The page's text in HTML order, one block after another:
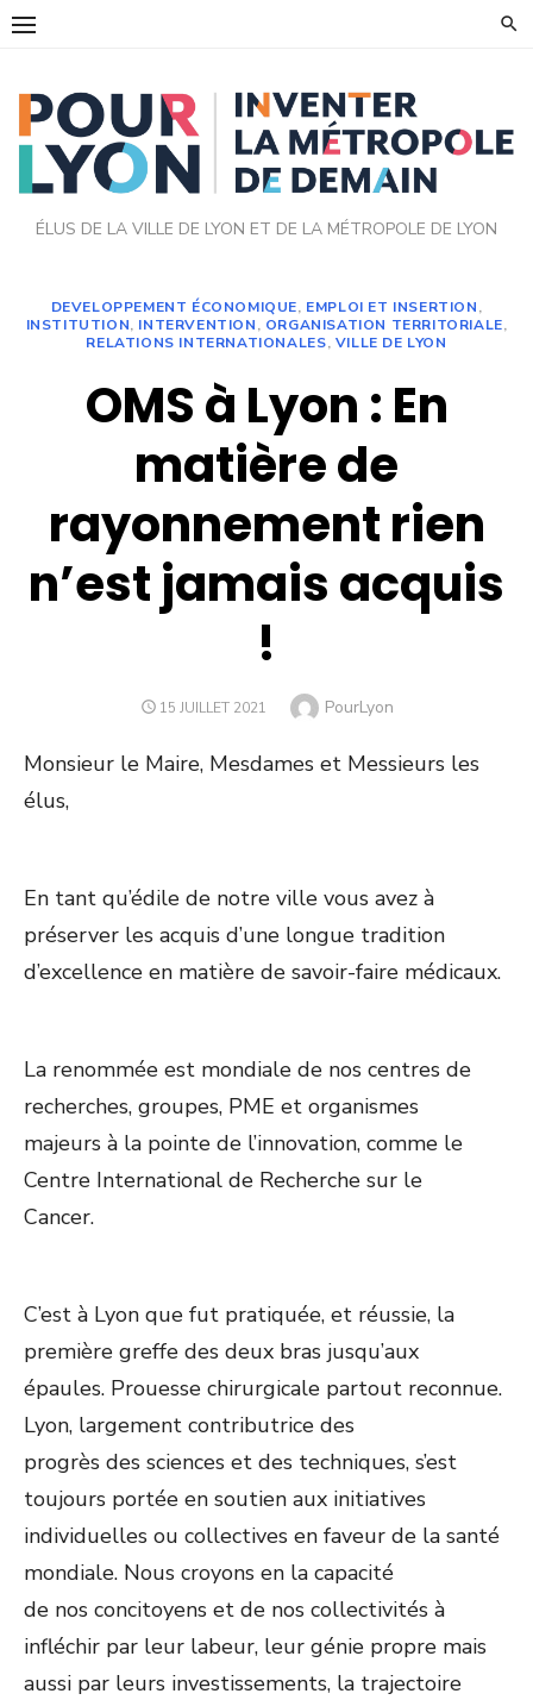
Skip
ÉLUS DE LA VILLE DE LYON ET DE LA MÉTROPOLE DE LYON
DEVELOPPEMENT ÉCONOMIQUE, EMPLOI ET INSERTION,
INSTITUTION, INTERVENTION, ORGANISATION TERRITORIALE,
RELATIONS INTERNATIONALES, VILLE DE LYON
OMS à Lyon : En
matière de
rayonnement rien
n’est jamais acquis
!
POSTED
15 JUILLET 2021 Author
PourLyon
Monsieur le Maire, Mesdames et Messieurs les
élus,
En tant qu’édile de notre ville vous avez à
préserver les acquis d’une longue tradition
d’excellence en matière de savoir-faire médicaux.
La renommée est mondiale de nos centres de
recherches, groupes, PME et organismes
majeurs à la pointe de l’innovation, comme le
Centre International de Recherche sur le
Cancer.
C’est à Lyon que fut pratiquée, et réussie, la
première greffe des deux bras jusqu’aux
épaules. Prouesse chirurgicale partout reconnue.
Lyon, largement contributrice des
progrès des sciences et des techniques, s’est
toujours portée en soutien aux initiatives
individuelles ou collectives en faveur de la santé
mondiale. Nous croyons en la capacité
de nos concitoyens et de nos collectivités à
infléchir par leur labeur, leur génie propre mais
aussi par leurs investissements, la trajectoire